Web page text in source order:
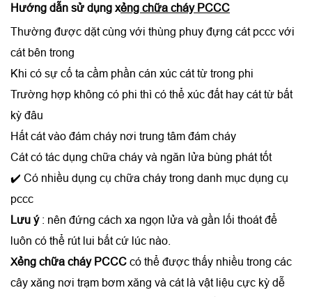
Hướng dẫn sử dụng xẻng chữa cháy PCCC
Thường được dặt cùng với thùng phuy đựng cát pccc với
cát bên trong
Khi có sự cố ta cầm phần cán xúc cát từ trong phi
Trường hợp không có phi thì có thể xúc đất hay cát từ bất
kỳ đâu
Hất cát vào đám cháy nơi trung tâm đám cháy
Cát có tác dụng chữa cháy và ngăn lửa bùng phát tốt
✔️ Có nhiều dụng cụ chữa cháy trong danh mục dụng cụ
pccc
Lưu ý : nên đứng cách xa ngọn lửa và gần lối thoát để
luôn có thể rút lui bất cứ lúc nào.
Xẻng chữa cháy PCCC có thể được thấy nhiều trong các
cây xăng nơi trạm bơm xăng và cát là vật liệu cực kỳ dễ